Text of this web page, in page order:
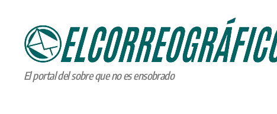
ELCORREOGRÁFICO
El portal del sobre que no es ensobrado